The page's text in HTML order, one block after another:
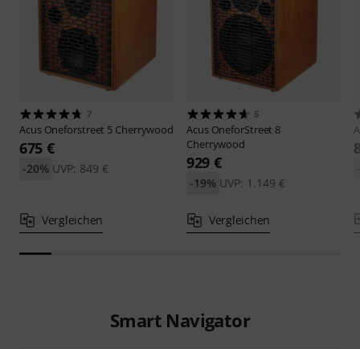
7
Acus Oneforstreet 5 Cherrywood
675 €
UVP: 849 €
-20%
Vergleichen
5
Acus OneforStreet 8
Cherrywood
929 €
UVP: 1.149 €
-19%
Vergleichen
Smart Navigator